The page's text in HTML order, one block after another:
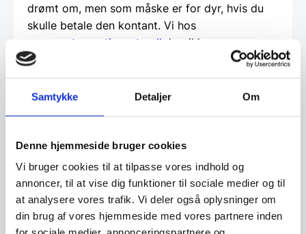
Samtykke Detaljer Om
Denne hjemmeside bruger cookies
Vi bruger cookies til at tilpasse vores indhold og
annoncer, til at vise dig funktioner til sociale medier og til
at analysere vores trafik. Vi deler også oplysninger om
din brug af vores hjemmeside med vores partnere inden
drømt om, men som måske er for dyr, hvis du
skulle betale den kontant. Vi hos
www.restaurantinventar.dk har ikke nogen
økonomisk interesse i at tilbyde dig dette ud
over vi finder det en god service. Og al
låntagning og leasing foregår direkte imellem
denne service.
Beregn og ansøg her